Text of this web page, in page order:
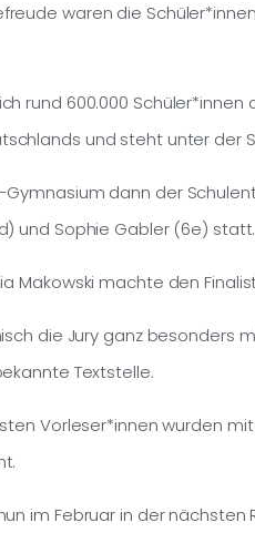
waren die
rund 600.000
und steht unter der
Gymnasium dann der
und Sophie Gabler (6e) statt.
Makowski machte den
die Jury ganz besonders
Textstelle.
Vorleser*innen wurden
im Februar in der nächsten